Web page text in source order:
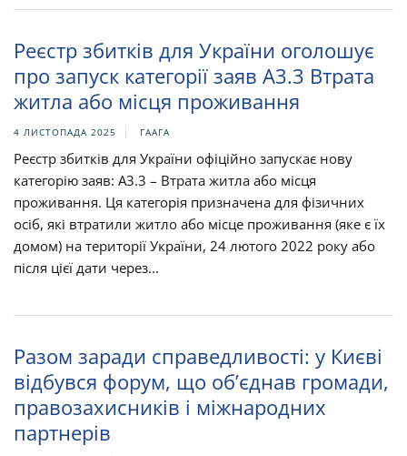
Реєстр збитків для України оголошує
про запуск категорії заяв A3.3 Втрата
житла або місця проживання
4 ЛИСТОПАДА 2025 ГААГА
Реєстр збитків для України офіційно запускає нову
категорію заяв: A3.3 – Втрата житла або місця
проживання. Ця категорія призначена для фізичних
осіб, які втратили житло або місце проживання (яке є їх
домом) на території України, 24 лютого 2022 року або
після цієї дати через...
Разом заради справедливості: у Києві
відбувся форум, що об’єднав громади,
правозахисників і міжнародних
партнерів